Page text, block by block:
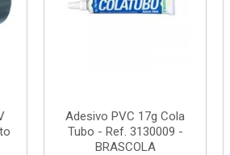
Adesivo PVC 17g Cola
Tubo - Ref. 3130009 -
BRASCOLA